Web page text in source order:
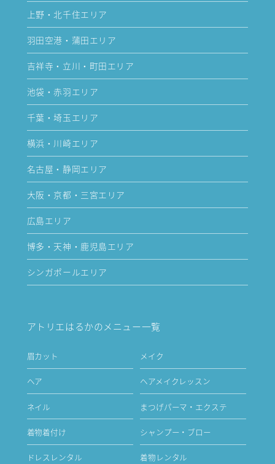
上野・北千住エリア
羽田空港・蒲田エリア
吉祥寺・立川・町田エリア
池袋・赤羽エリア
千葉・埼玉エリア
横浜・川崎エリア
名古屋・静岡エリア
大阪・京都・三宮エリア
広島エリア
博多・天神・鹿児島エリア
シンガポールエリア
アトリエはるかのメニュー一覧
眉カット メイク
ヘア ヘアメイクレッスン
ネイル まつげパーマ・エクステ
着物着付け シャンプー・ブロー
ドレスレンタル 着物レンタル